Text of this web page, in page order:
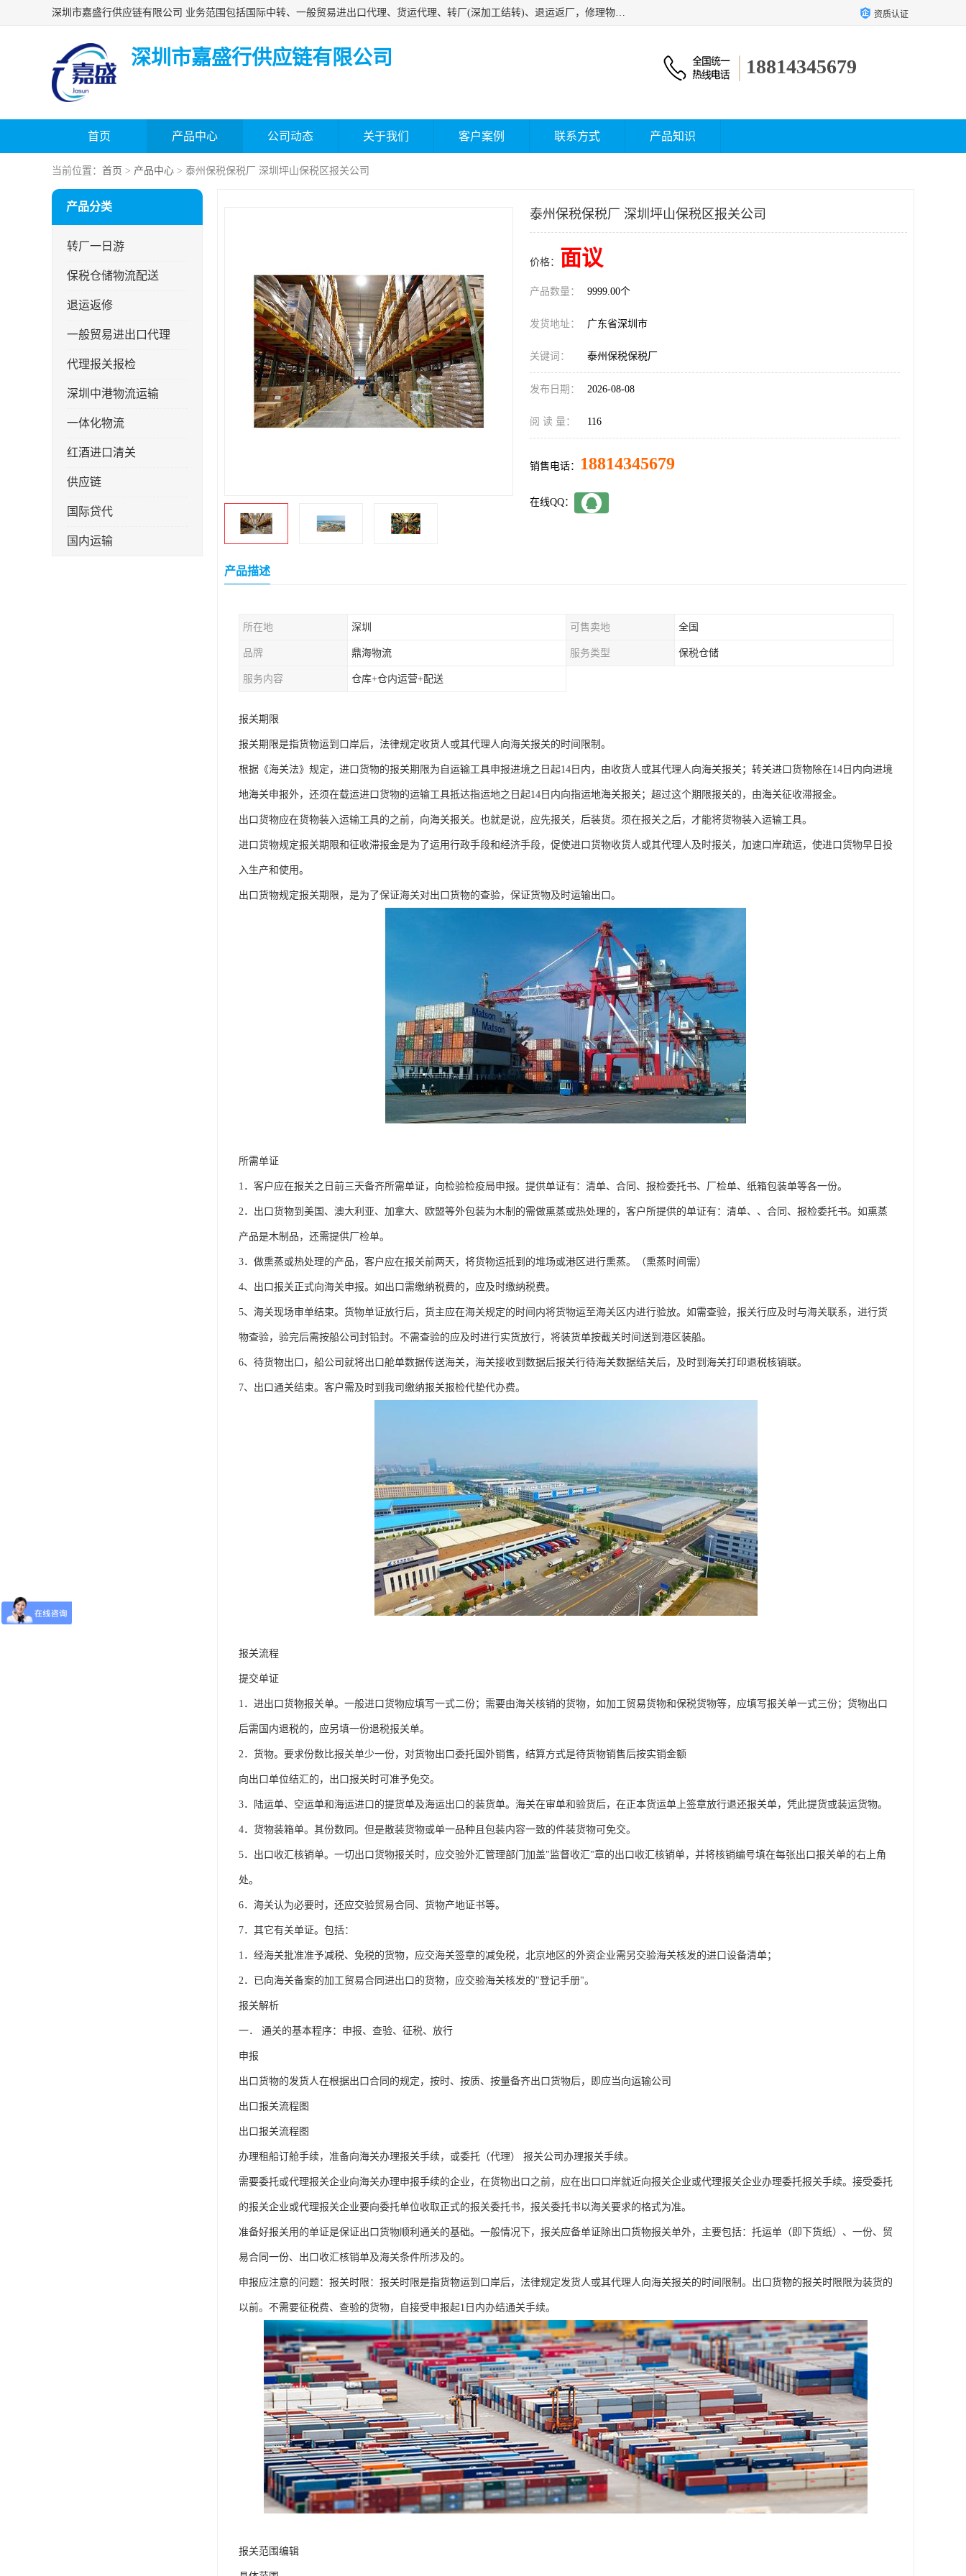
深圳市嘉盛行供应链有限公司 业务范围包括国际中转、一般贸易进出口代理、货运代理、转厂(深加工结转)、退运返厂，修理物品、直接退运、简单加工、更换包装、食品化妆品贴标进口、通关保税仓储，保税生产加工，香港仓库、中港运输专拼货运等服务 资质认证
深圳市嘉盛行供应链有限公司 18814345679
首页 产品中心 公司动态 关于我们 客户案例 联系方式 产品知识
当前位置： 首页 > 产品中心 > 泰州保税保税厂 深圳坪山保税区报关公司
产品分类
转厂一日游
保税仓储物流配送
退运返修
一般贸易进出口代理
代理报关报检
深圳中港物流运输
一体化物流
红酒进口清关
供应链
国际贷代
国内运输
泰州保税保税厂 深圳坪山保税区报关公司
价格： 面议
产品数量： 9999.00个
发货地址： 广东省深圳市
关键词： 泰州保税保税厂
发布日期： 2026-08-08
阅 读 量： 116
销售电话： 18814345679
在线QQ：
产品描述
所在地 深圳 可售卖地 全国
品牌 鼎海物流 服务类型 保税仓储
服务内容 仓库+仓内运营+配送
报关期限
报关期限是指货物运到口岸后，法律规定收货人或其代理人向海关报关的时间限制。
根据《海关法》规定，进口货物的报关期限为自运输工具申报进境之日起14日内，由收货人或其代理人向海关报关；转关进口货物除在14日内向进境
地海关申报外，还须在载运进口货物的运输工具抵达指运地之日起14日内向指运地海关报关；超过这个期限报关的，由海关征收滞报金。
出口货物应在货物装入运输工具的之前，向海关报关。也就是说，应先报关，后装货。须在报关之后，才能将货物装入运输工具。
进口货物规定报关期限和征收滞报金是为了运用行政手段和经济手段，促使进口货物收货人或其代理人及时报关，加速口岸疏运，使进口货物早日投
入生产和使用。
出口货物规定报关期限，是为了保证海关对出口货物的查验，保证货物及时运输出口。
所需单证
1．客户应在报关之日前三天备齐所需单证，向检验检疫局申报。提供单证有：清单、合同、报检委托书、厂检单、纸箱包装单等各一份。
2．出口货物到美国、澳大利亚、加拿大、欧盟等外包装为木制的需做熏蒸或热处理的，客户所提供的单证有：清单、、合同、报检委托书。如熏蒸
产品是木制品，还需提供厂检单。
3．做熏蒸或热处理的产品，客户应在报关前两天，将货物运抵到的堆场或港区进行熏蒸。（熏蒸时间需）
4、出口报关正式向海关申报。如出口需缴纳税费的，应及时缴纳税费。
5、海关现场审单结束。货物单证放行后，货主应在海关规定的时间内将货物运至海关区内进行验放。如需查验，报关行应及时与海关联系，进行货
物查验，验完后需按船公司封铅封。不需查验的应及时进行实货放行，将装货单按截关时间送到港区装船。
6、待货物出口，船公司就将出口舱单数据传送海关，海关接收到数据后报关行待海关数据结关后，及时到海关打印退税核销联。
7、出口通关结束。客户需及时到我司缴纳报关报检代垫代办费。
报关流程
提交单证
1．进出口货物报关单。一般进口货物应填写一式二份；需要由海关核销的货物，如加工贸易货物和保税货物等，应填写报关单一式三份；货物出口
后需国内退税的，应另填一份退税报关单。
2．货物。要求份数比报关单少一份，对货物出口委托国外销售，结算方式是待货物销售后按实销金额
向出口单位结汇的，出口报关时可准予免交。
3．陆运单、空运单和海运进口的提货单及海运出口的装货单。海关在审单和验货后，在正本货运单上签章放行退还报关单，凭此提货或装运货物。
4．货物装箱单。其份数同。但是散装货物或单一品种且包装内容一致的件装货物可免交。
5．出口收汇核销单。一切出口货物报关时，应交验外汇管理部门加盖"监督收汇"章的出口收汇核销单，并将核销编号填在每张出口报关单的右上角
处。
6．海关认为必要时，还应交验贸易合同、货物产地证书等。
7．其它有关单证。包括：
1．经海关批准准予减税、免税的货物，应交海关签章的减免税，北京地区的外资企业需另交验海关核发的进口设备清单；
2．已向海关备案的加工贸易合同进出口的货物，应交验海关核发的"登记手册"。
报关解析
一． 通关的基本程序：申报、查验、征税、放行
申报
出口货物的发货人在根据出口合同的规定，按时、按质、按量备齐出口货物后，即应当向运输公司
出口报关流程图
出口报关流程图
办理租船订舱手续，准备向海关办理报关手续，或委托（代理） 报关公司办理报关手续。
需要委托或代理报关企业向海关办理申报手续的企业，在货物出口之前，应在出口口岸就近向报关企业或代理报关企业办理委托报关手续。接受委托
的报关企业或代理报关企业要向委托单位收取正式的报关委托书，报关委托书以海关要求的格式为准。
准备好报关用的单证是保证出口货物顺利通关的基础。一般情况下，报关应备单证除出口货物报关单外，主要包括：托运单（即下货纸）、一份、贸
易合同一份、出口收汇核销单及海关条件所涉及的。
申报应注意的问题：报关时限：报关时限是指货物运到口岸后，法律规定发货人或其代理人向海关报关的时间限制。出口货物的报关时限限为装货的
以前。不需要征税费、查验的货物，自接受申报起1日内办结通关手续。
报关范围编辑